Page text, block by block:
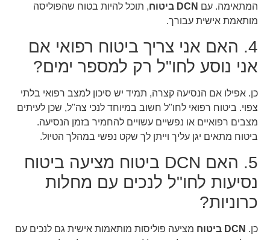
המתאימה. עם DCN ביטוח
, תוכל להיות בטוח שהפוליסה
מותאמת אישית עבורך.
4. האם אני צריך ביטוח רפואי אם
אני נוסע לחו"ל רק למספר ימים?
כן. אפילו אם הנסיעה קצרה, תמיד יש סיכון למצב רפואי בלתי
צפוי. ביטוח רפואי לחו"ל חשוב במיוחד לנכי צה"ל, שכן לעיתים
מצבים רפואיים או נפשיים עשויים להחמיר בזמן הנסיעה.
ביטוח מתאים יגן עליך וייתן לך שקט נפשי במהלך הטיול.
5. האם DCN ביטוח מציעה ביטוח
נסיעות לחו"ל לנכים עם מחלות
כרוניות?
כן. DCN ביטוח
מציעה פוליסות מותאמות אישית גם לנכים עם